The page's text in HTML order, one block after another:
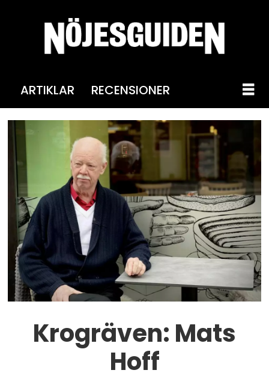
ARTIKLAR RECENSIONER
Krogräven: Mats
Hoff